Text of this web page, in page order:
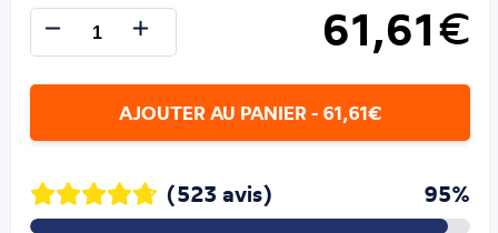
61,61€
AJOUTER AU PANIER - 61,61€
(523 avis) 95%